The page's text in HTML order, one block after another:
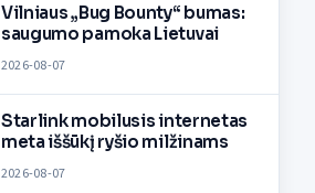
Vilniaus „Bug Bounty“ bumas:
saugumo pamoka Lietuvai
2026-08-07
Starlink mobilusis internetas
meta iššūkį ryšio milžinams
2026-08-07